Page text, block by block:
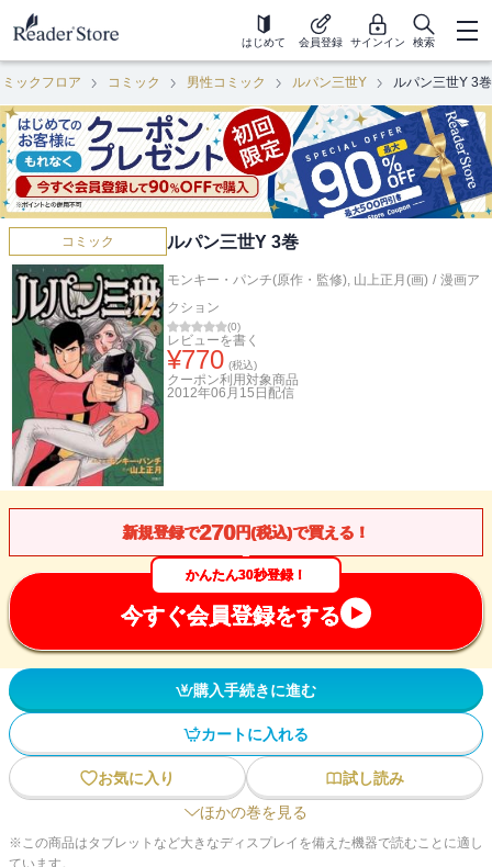
はじめて 会員登録 サインイン 検索
ックフロア コミック 男性コミック ルパン三世Y ルパン三世Y 3巻
コミック ルパン三世Y 3巻
モンキー・パンチ(原作・監修), 山上正月(画) / 漫画ア
クション
(0)
レビューを書く
¥770 (税込)
クーポン利用対象商品
2012年06月15日 配信
新規登録で270円(税込)で買える！
かんたん30秒登録！
今すぐ会員登録をする
購入手続きに進む
カートに入れる
お気に入り
試し読み
ほかの巻を見る
※この商品はタブレットなど大きなディスプレイを備えた機器で読むことに適し
ています。